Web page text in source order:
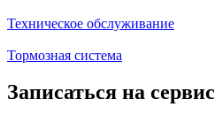
Техническое обслуживание
Тормозная система
Записаться на сервис